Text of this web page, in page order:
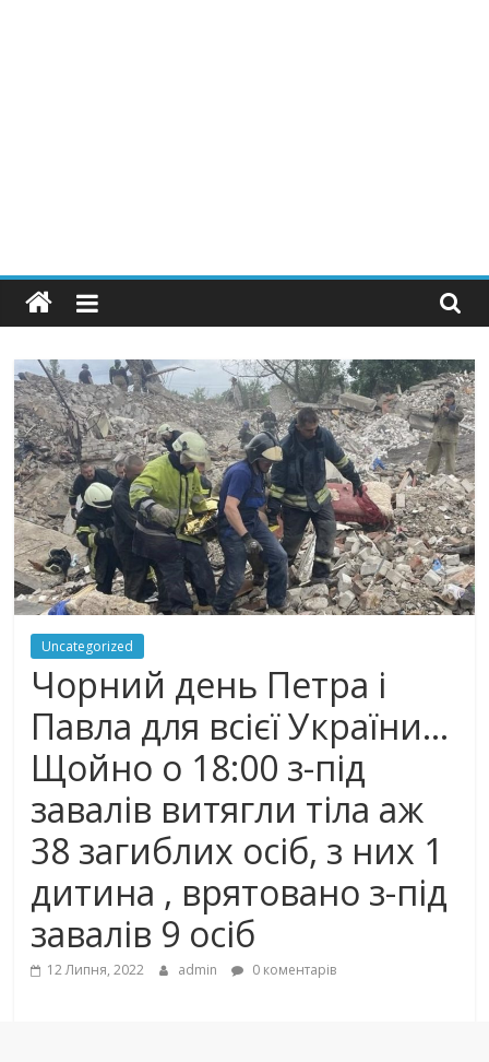
Uncategorized
Чорний день Петра і
Павла для всієї України…
Щойно о 18:00 з-під
завалів витягли тіла аж
38 загиблих осіб, з них 1
дитина , врятовано з-під
завалів 9 осіб
12 Липня, 2022 admin 0 коментарів